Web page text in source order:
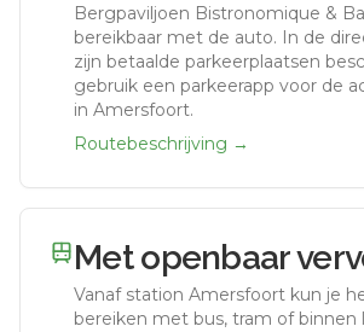
Bergpaviljoen Bistronomique &
bereikbaar met de auto. In de
zijn betaalde parkeerplaatsen
gebruik een parkeerapp voor de
in Amersfoort.
Routebeschrijving →
Met openbaar
Vanaf station Amersfoort kun je
bereiken met bus, tram of binnen